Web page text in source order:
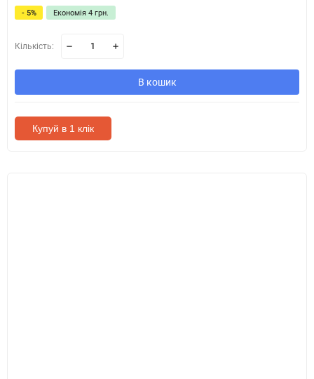
- 5% Економія 4 грн.
Кількість:
В кошик
Купуй в 1 клік